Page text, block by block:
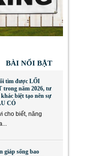
BÀI NỔI BẬT
tìm được LỐI
trong năm 2026, tư
biệt tạo nên sự
CÓ
cho biết, năng
giáp sống bao